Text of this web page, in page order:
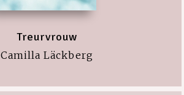
Treurvrouw
Camilla Läckberg